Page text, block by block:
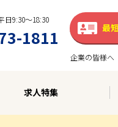
日9:30〜18:30
1811 最
企業の皆様へ
求人特集